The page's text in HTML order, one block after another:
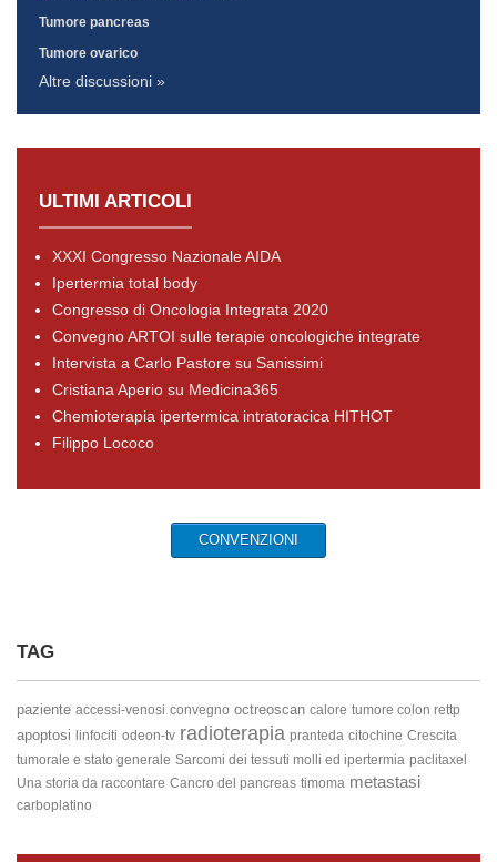
Tumore pancreas
Tumore ovarico
Altre discussioni »
ULTIMI ARTICOLI
XXXI Congresso Nazionale AIDA
Ipertermia total body
Congresso di Oncologia Integrata 2020
Convegno ARTOI sulle terapie oncologiche integrate
Intervista a Carlo Pastore su Sanissimi
Cristiana Aperio su Medicina365
Chemioterapia ipertermica intratoracica HITHOT
Filippo Lococo
CONVENZIONI
TAG
paziente accessi-venosi convegno octreoscan calore tumore colon rettp
apoptosi linfociti odeon-tv radioterapia pranteda citochine Crescita
tumorale e stato generale Sarcomi dei tessuti molli ed ipertermia paclitaxel
Una storia da raccontare Cancro del pancreas timoma metastasi
carboplatino